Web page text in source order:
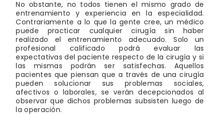
No obstante, no todos tienen el mismo grado de
entrenamiento y experiencia en la especialidad.
Contrariamente a lo que la gente cree, un médico
puede practicar cualquier cirugía sin haber
realizado el entrenamiento adecuado. Solo un
profesional calificado podrá evaluar las
expectativas del paciente respecto de la cirugía y si
las mismas podrán ser satisfechas. Aquellos
pacientes que piensan que a través de una cirugía
pueden solucionar sus problemas sociales,
afectivos o laborales, se verán decepcionados al
observar que dichos problemas subsisten luego de
la operación.